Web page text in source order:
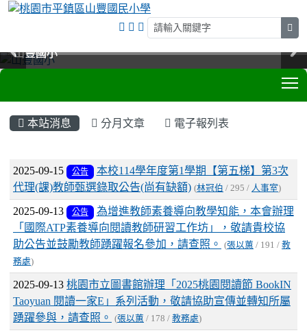
山豐國小
山豐國小
山豐國小
山豐國小
本站消息 分月文章 電子報列表
文章列表
2025-09-15 公告
本校114學年度第1學期【第五梯】第3次
代理(課)教師甄選錄取公告(尚有缺額) (林冠伯 / 295 / 人事室)
2025-09-13 公告
為增進教師素養導向教學知能，本會辦理
「國際ATP素養導向閱讀教師研習工作坊」，敬請貴校協
助公告並鼓勵教師踴躍報名參加，請查照。
(張以蕙 / 191 / 教
務處)
2025-09-13 桃園市立圖書館辦理「2025桃園閱讀節 BookIN
Taoyuan 閱讀一家E」系列活動，敬請協助宣傳並轉知所屬
踴躍參與，請查照。
(張以蕙 / 178 / 教務處)